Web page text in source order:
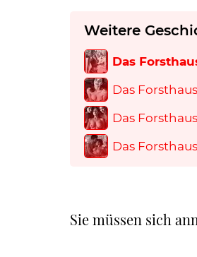
Weitere
Das
Das
Das
Das
Sie müssen sich